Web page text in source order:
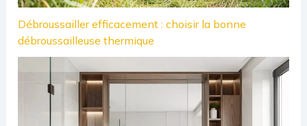
Débroussailler efficacement : choisir la bonne
débroussailleuse thermique